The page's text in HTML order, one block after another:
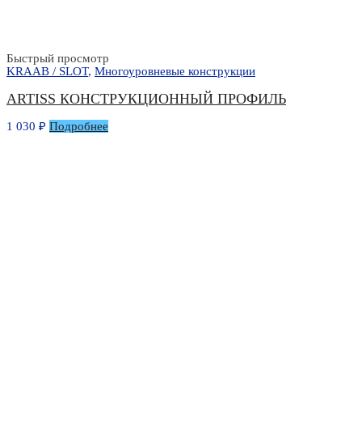
Быстрый просмотр
KRAAB / SLOT, Многоуровневые конструкции
ARTISS КОНСТРУКЦИОННЫЙ ПРОФИЛЬ
1 030 ₽ Подробнее